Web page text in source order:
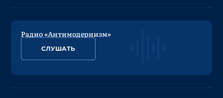
Радио «Антимодернизм»
СЛУШАТЬ